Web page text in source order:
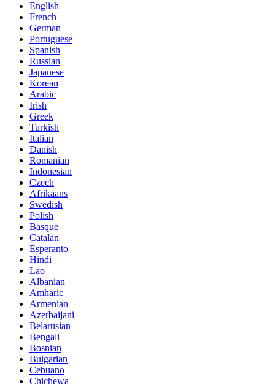
English
French
German
Portuguese
Spanish
Russian
Japanese
Korean
Arabic
Irish
Greek
Turkish
Italian
Danish
Romanian
Indonesian
Czech
Afrikaans
Swedish
Polish
Basque
Catalan
Esperanto
Hindi
Lao
Albanian
Amharic
Armenian
Azerbaijani
Belarusian
Bengali
Bosnian
Bulgarian
Cebuano
Chichewa